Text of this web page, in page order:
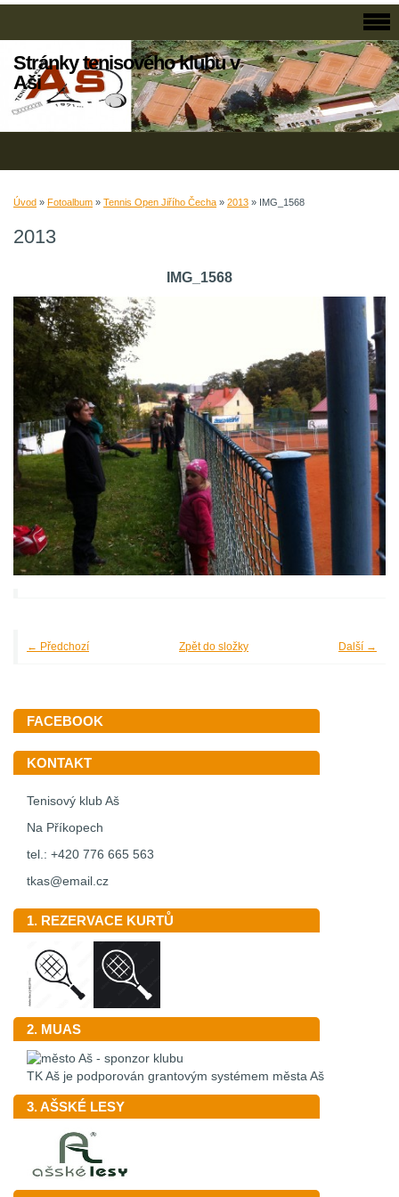
Stránky tenisového klubu v
Aši
Úvod » Fotoalbum » Tennis Open Jiřího Čecha » 2013 » IMG_1568
2013
IMG_1568
← Předchozí Další →
Zpět do složky
FACEBOOK
KONTAKT
Tenisový klub Aš
Na Příkopech
tel.: +420 776 665 563
tkas@email.cz
1. REZERVACE KURTŮ
2. MUAS
TK Aš je podporován grantovým systémem města Aš
3. AŠSKÉ LESY